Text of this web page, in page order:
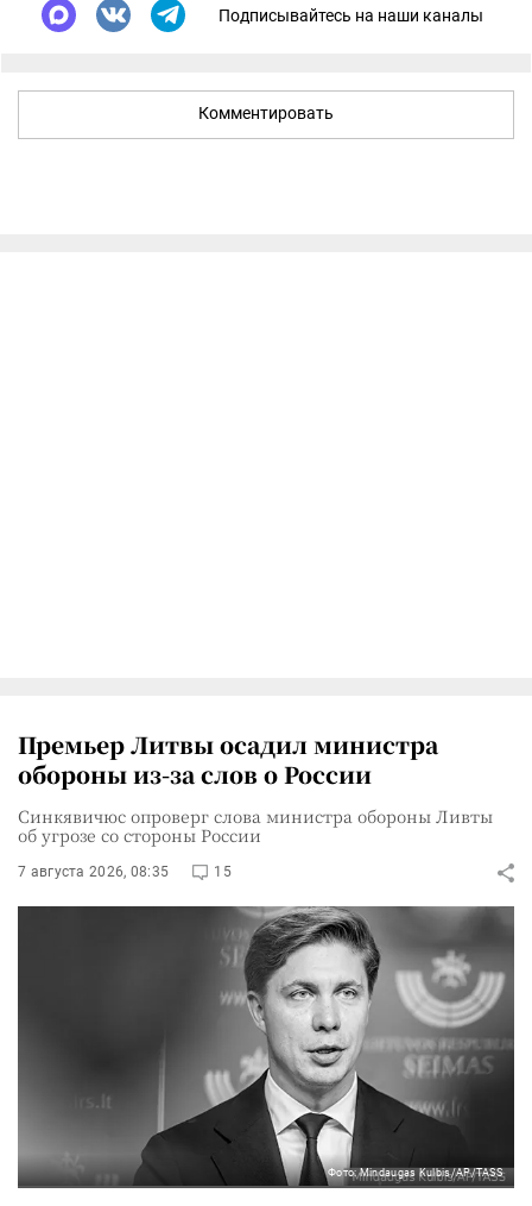
Подписывайтесь на наши каналы
Комментировать
Премьер Литвы осадил министра
обороны из-за слов о России
Синкявичюс опроверг слова министра обороны Ливты
об угрозе со стороны России
7 августа 2026, 08:35 15
Фото: Mindaugas Kulbis/AP/TASS